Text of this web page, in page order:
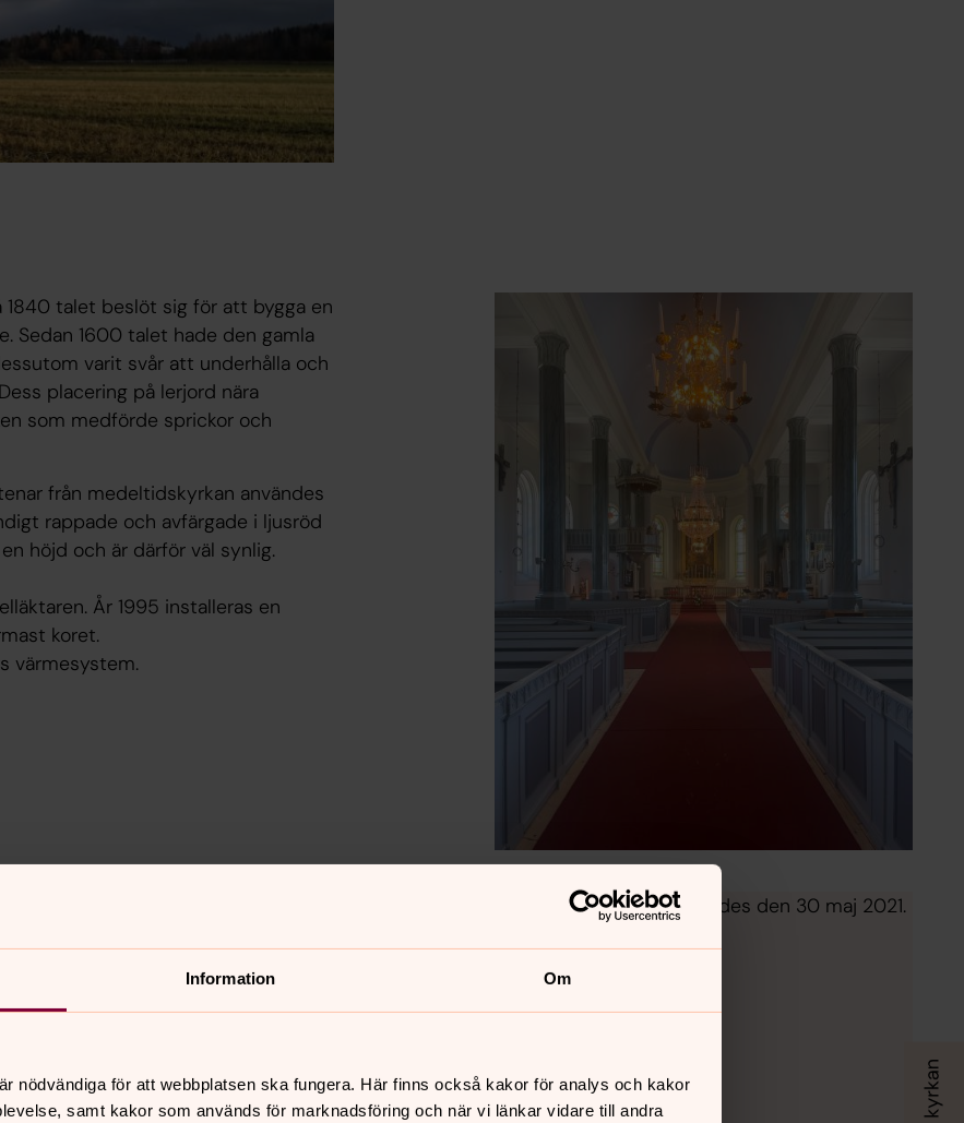
Information Om
nödvändiga för att webbplatsen ska fungera. Här finns också kakor för analys och kakor
samt kakor som används för marknadsföring och när vi länkar vidare till andra
talet beslöt sig för att bygga en
Sedan 1600 talet hade den gamla
varit svår att underhålla och
placering på lerjord nära
som medförde sprickor och
från medeltidskyrkan användes
rappade och avfärgade i ljusröd
höjd och är därför väl synlig.
År 1995 installeras en
koret.
värmesystem.
renovering av Hamrånge kyrka startades den 1 oktober 2019. Kyrkan återinvigdes den 30 maj 2021.